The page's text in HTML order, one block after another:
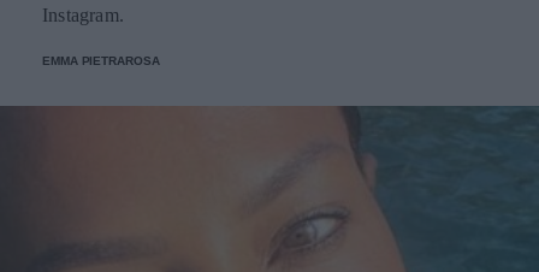
Instagram.
EMMA PIETRAROSA